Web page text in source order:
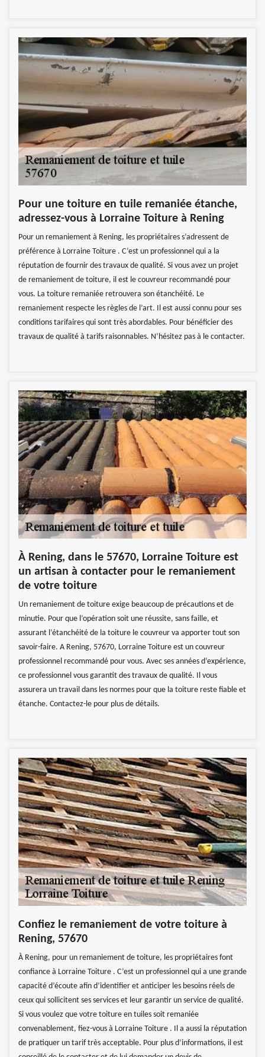
Pour une toiture en tuile remaniée étanche,
adressez-vous à Lorraine Toiture à Rening
Pour un remaniement à Rening, les propriétaires s’adressent de
préférence à Lorraine Toiture . C’est un professionnel qui a la
réputation de fournir des travaux de qualité. Si vous avez un projet
de remaniement de toiture, il est le couvreur recommandé pour
vous. La toiture remaniée retrouvera son étanchéité. Le
remaniement respecte les règles de l’art. Il est aussi connu pour ses
conditions tarifaires qui sont très abordables. Pour bénéficier des
travaux de qualité à tarifs raisonnables. N’hésitez pas à le contacter.
À Rening, dans le 57670, Lorraine Toiture est
un artisan à contacter pour le remaniement
de votre toiture
Un remaniement de toiture exige beaucoup de précautions et de
minutie. Pour que l’opération soit une réussite, sans faille, et
assurant l’étanchéité de la toiture le couvreur va apporter tout son
savoir-faire. A Rening, 57670, Lorraine Toiture est un couvreur
professionnel recommandé pour vous. Avec ses années d’expérience,
ce professionnel vous garantit des travaux de qualité. Il vous
assurera un travail dans les normes pour que la toiture reste fiable et
étanche. Contactez-le pour plus de détails.
Confiez le remaniement de votre toiture à
Rening, 57670
À Rening, pour un remaniement de toiture, les propriétaires font
confiance à Lorraine Toiture . C’est un professionnel qui a une grande
capacité d’écoute afin d’identifier et anticiper les besoins réels de
ceux qui sollicitent ses services et leur garantir un service de qualité.
Si vous voulez que votre toiture en tuiles soit remaniée
convenablement, fiez-vous à Lorraine Toiture . Il a aussi la réputation
de pratiquer un tarif très acceptable. Pour plus d’informations, il est